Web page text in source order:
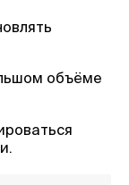
объёме